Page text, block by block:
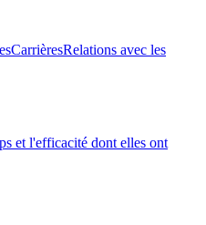
CarrièresRelations avec les
et l'efficacité dont elles ont